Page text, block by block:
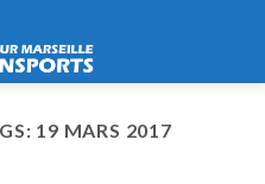
19 MARS 2017